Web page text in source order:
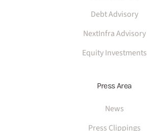
Debt Advisory
NextInfra Advisory
Equity Investments
Press Area
News
Press Clippings